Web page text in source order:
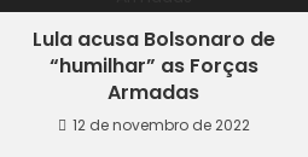
Lula acusa Bolsonaro de
“humilhar” as Forças
Armadas
12 de novembro de 2022